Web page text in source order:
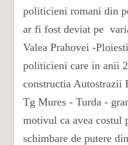
politicieni romani din
ar fi fost deviat pe
Valea Prahovei -
politicieni care in anii
constructia Autostrazii
Tg Mures - Turda -
motivul ca avea costul
schimbare de putere